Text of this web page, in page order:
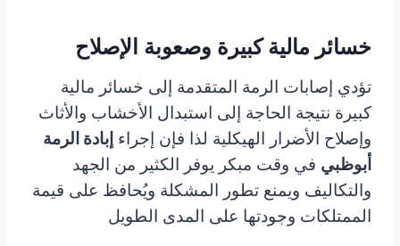
خسائر مالية كبيرة وصعوبة الإصلاح
تؤدي إصابات الرمة المتقدمة إلى خسائر مالية
كبيرة نتيجة الحاجة إلى استبدال الأخشاب والأثاث
وإصلاح الأضرار الهيكلية لذا فإن إجراء إبادة الرمة
أبوظبي في وقت مبكر يوفر الكثير من الجهد
والتكاليف ويمنع تطور المشكلة ويُحافظ على قيمة
الممتلكات وجودتها على المدى الطويل